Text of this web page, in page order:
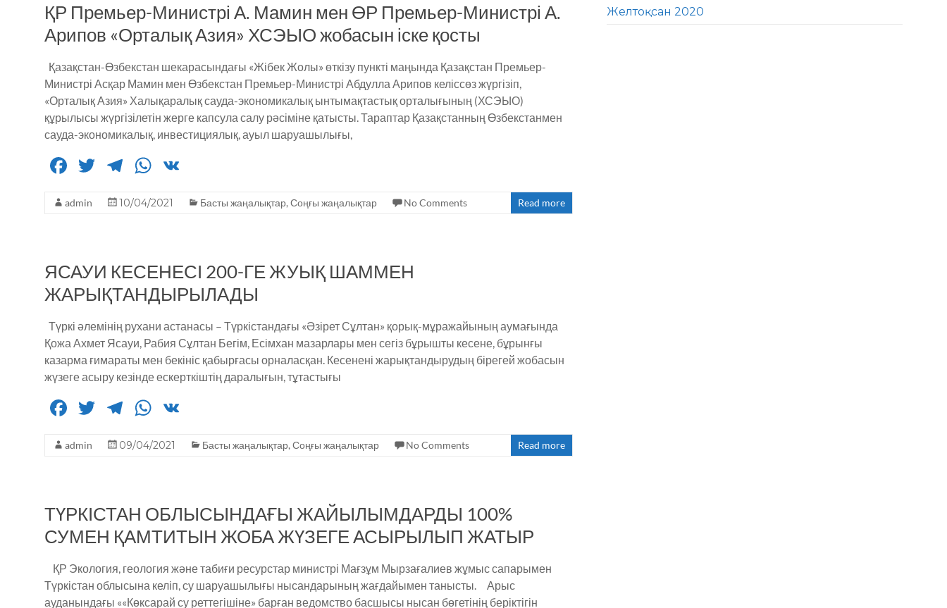
o
o
k
mp
p
ҚР Премьер-Министрі А. Мамин мен ӨР Премьер-Министрі А.
Арипов «Орталық Азия» ХСЭЫО жобасын іске қосты
Қазақстан-Өзбекстан шекарасындағы «Жібек Жолы» өткізу пункті маңында Қазақстан Премьер-
Министрі Асқар Мамин мен Өзбекстан Премьер-Министрі Абдулла Арипов келіссөз жүргізіп,
«Орталық Азия» Халықаралық сауда-экономикалық ынтымақтастық орталығының (ХСЭЫО)
құрылысы жүргізілетін жерге капсула салу рәсіміне қатысты. Тараптар Қазақстанның Өзбекстанмен
сауда-экономикалық, инвестициялық, ауыл шаруашылығы,
F
c
o
o
k
T
it
T
e
m
W
a
p
p
admin 10/04/2021 Басты жаңалықтар, Соңғы жаңалықтар No Comments Read more
ЯСАУИ КЕСЕНЕСІ 200-ГЕ ЖУЫҚ ШАММЕН
ЖАРЫҚТАНДЫРЫЛАДЫ
Түркі әлемінің рухани астанасы – Түркістандағы «Әзірет Сұлтан» қорық-мұражайының аумағында
Қожа Ахмет Ясауи, Рабия Сұлтан Бегім, Есімхан мазарлары мен сегіз бұрышты кесене, бұрынғы
казарма ғимараты мен бекініс қабырғасы орналасқан. Кесенені жарықтандырудың бірегей жобасын
жүзеге асыру кезінде ескерткіштің даралығын, тұтастығы
F
c
o
o
k
T
it
T
e
m
W
a
p
p
admin 09/04/2021 Басты жаңалықтар, Соңғы жаңалықтар No Comments Read more
ТҮРКІСТАН ОБЛЫСЫНДАҒЫ ЖАЙЫЛЫМДАРДЫ 100%
СУМЕН ҚАМТИТЫН ЖОБА ЖҮЗЕГЕ АСЫРЫЛЫП ЖАТЫР
ҚР Экология, геология және табиғи ресурстар министрі Мағзұм Мырзағалиев жұмыс сапарымен
Түркістан облысына келіп, су шаруашылығы нысандарының жағдайымен танысты. Арыс
ауданындағы ««Көксарай су реттегішіне» барған ведомство басшысы нысан бөгетінің беріктігін
Желтоқсан 2020